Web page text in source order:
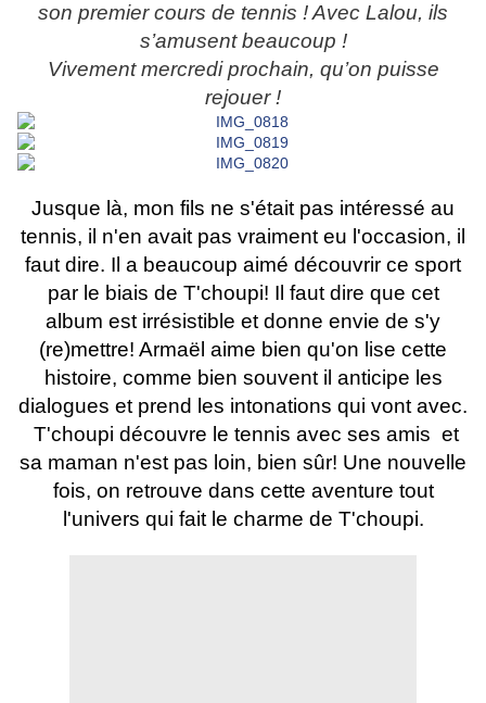
son premier cours de tennis ! Avec Lalou, ils
s’amusent beaucoup !
Vivement mercredi prochain, qu’on puisse
rejouer !
Jusque là, mon fils ne s'était pas intéressé au
tennis, il n'en avait pas vraiment eu l'occasion, il
faut dire. Il a beaucoup aimé découvrir ce sport
par le biais de T'choupi! Il faut dire que cet
album est irrésistible et donne envie de s'y
(re)mettre! Armaël aime bien qu'on lise cette
histoire, comme bien souvent il anticipe les
dialogues et prend les intonations qui vont avec.
T'choupi découvre le tennis avec ses amis et
sa maman n'est pas loin, bien sûr! Une nouvelle
fois, on retrouve dans cette aventure tout
l'univers qui fait le charme de T'choupi.